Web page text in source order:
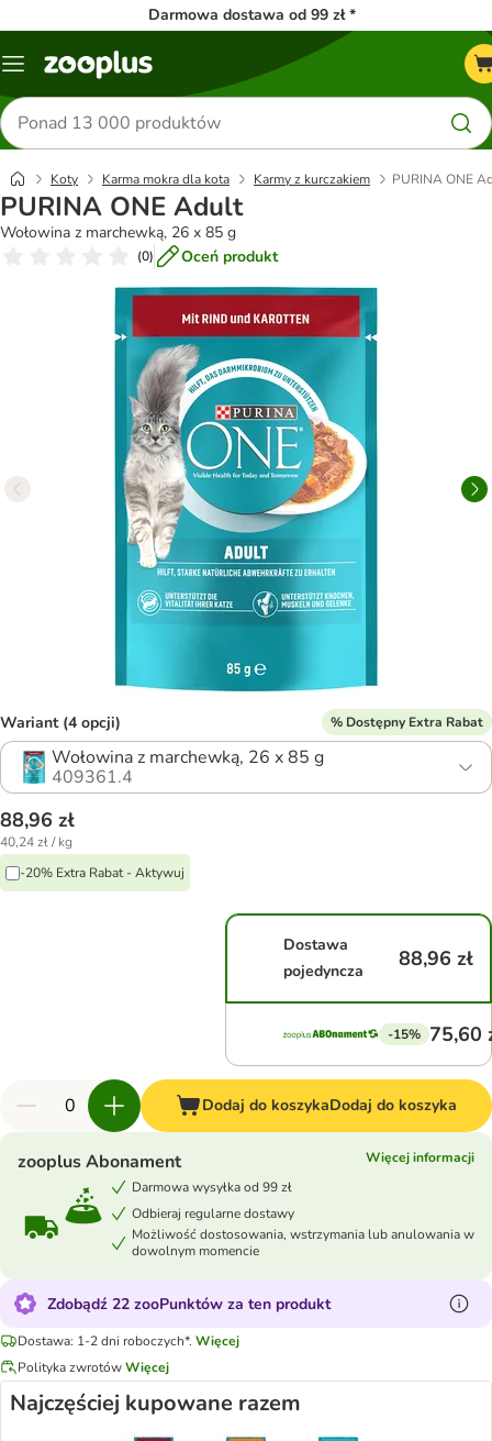
Darmowa dostawa od 99 zł *
Menu
Szukaj
produktów
Koty Karma mokra dla kota Karmy z kurczakiem PURINA ONE
PURINA ONE Adult
Wołowina z marchewką, 26 x 85 g
(0) Oceń produkt
Wariant (4 opcji) % Dostępny Extra Rabat
Wołowina z marchewką, 26 x 85 g
409361.4
88,96 zł
40,24 zł / kg
-20% Extra Rabat - Aktywuj
Dostawa
pojedyncza
88,96 zł
-15% 75,60
Dodaj do koszykaDodaj do koszyka
zooplus Abonament
Więcej informacji
Darmowa wysyłka od 99 zł
Odbieraj regularne dostawy
Możliwość dostosowania, wstrzymania lub anulowania w
dowolnym momencie
Zdobądź 22 zooPunktów za ten produkt
Dostawa: 1-2 dni roboczych*. Więcej
Polityka zwrotówWięcej
Najczęściej kupowane razem